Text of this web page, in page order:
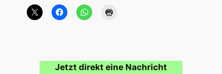
Jetzt direkt eine Nachricht